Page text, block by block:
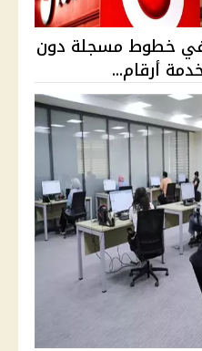
في خطوط مسجلة دون
أرقام...